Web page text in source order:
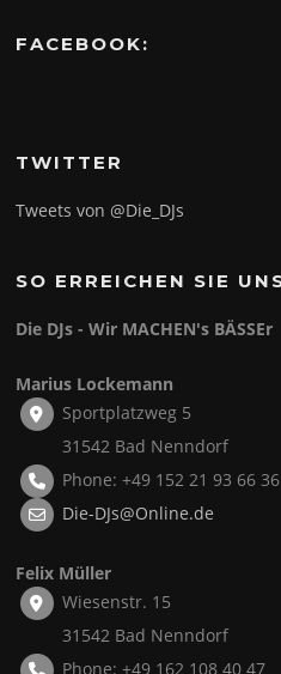
FACEBOOK:
TWITTER
Tweets von @Die_DJs
SO ERREICHEN SIE
Die DJs - Wir MACHEN's BÄSSEr
Marius Lockemann
Sportplatzweg 5
31542 Bad Nenndorf
Phone: +49 152 21 93 66 36
Die-DJs@Online.de
Felix Müller
Wiesenstr. 15
31542 Bad Nenndorf
Phone: +49 162 108 40 47